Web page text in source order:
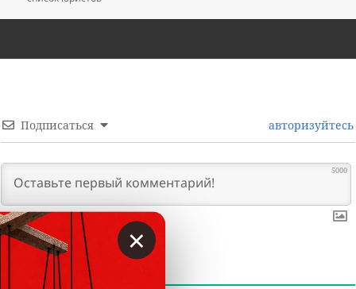
Подписаться авторизуйтесь
5000
КОММЕНТАРИИ
×